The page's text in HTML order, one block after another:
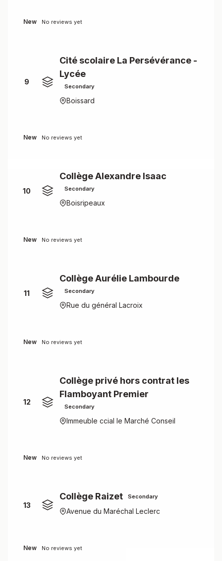
New No reviews yet
9
Cité scolaire La Persévérance -
Lycée
Secondary
Boissard
New No reviews yet
10
Collège Alexandre Isaac
Secondary
Boisripeaux
New No reviews yet
11
Collège Aurélie Lambourde
Secondary
Rue du général Lacroix
New No reviews yet
12
Collège privé hors contrat les
Flamboyant Premier
Secondary
Immeuble ccial le Marché Conseil
New No reviews yet
13
Collège Raizet Secondary
Avenue du Maréchal Leclerc
New No reviews yet